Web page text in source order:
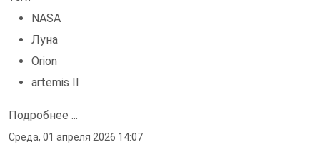
NASA
Луна
Orion
artemis II
Подробнее ...
Среда, 01 апреля 2026 14:07